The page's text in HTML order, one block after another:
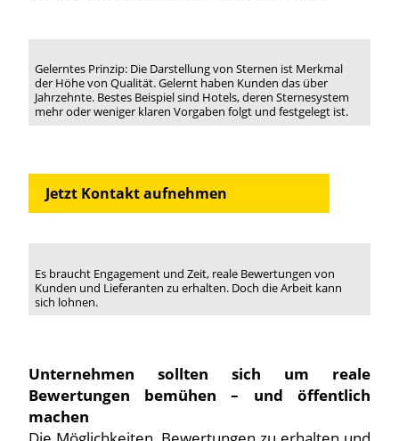
Gelerntes Prinzip: Die Darstellung von Sternen ist Merkmal
der Höhe von Qualität. Gelernt haben Kunden das über
Jahrzehnte. Bestes Beispiel sind Hotels, deren Sternesystem
mehr oder weniger klaren Vorgaben folgt und festgelegt ist.
Jetzt Kontakt aufnehmen
Es braucht Engagement und Zeit, reale Bewertungen von
Kunden und Lieferanten zu erhalten. Doch die Arbeit kann
sich lohnen.
Unternehmen sollten sich um reale
Bewertungen bemühen – und öffentlich
machen